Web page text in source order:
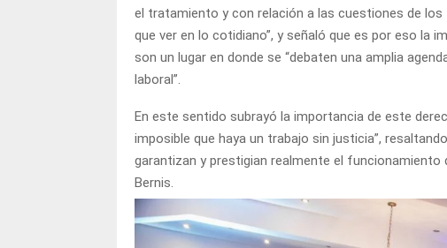
el tratamiento y con relación a las cuestiones de
que ver en lo cotidiano”, y señaló que es por eso la
son un lugar en donde se “debaten una amplia
laboral”.
En este sentido subrayó la importancia de este
imposible que haya un trabajo sin justicia”,
garantizan y prestigian realmente el funcionamiento
Bernis.